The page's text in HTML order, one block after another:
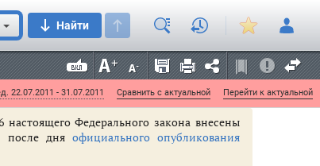
Найти
22.07.2011 - 31.07.2011 Сравнить с актуальной Перейти к актуальной
являются заместителями Главного
входящим в их компетенцию.
надзор, их задачи, функции,
положением, утвержденным
Федерального закона внесены
после дня официального опубликования